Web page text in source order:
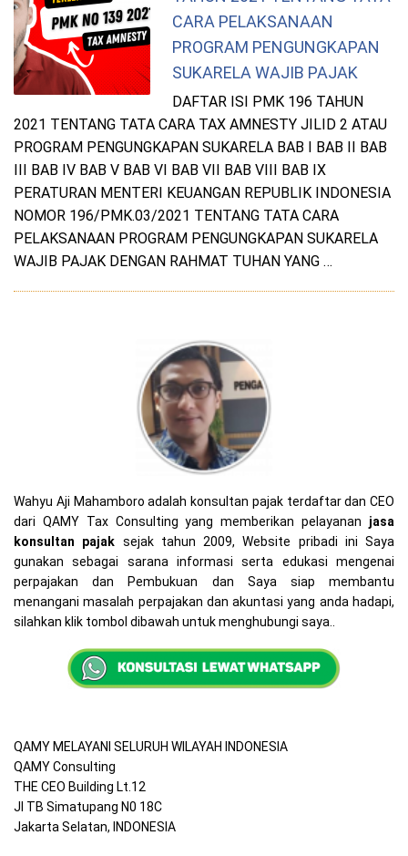
CARA PELAKSANAAN
PROGRAM PENGUNGKAPAN
SUKARELA WAJIB PAJAK
DAFTAR ISI PMK 196 TAHUN
2021 TENTANG TATA CARA TAX AMNESTY JILID 2 ATAU
PROGRAM PENGUNGKAPAN SUKARELA BAB I BAB II BAB
III BAB IV BAB V BAB VI BAB VII BAB VIII BAB IX
PERATURAN MENTERI KEUANGAN REPUBLIK INDONESIA
NOMOR 196/PMK.03/2021 TENTANG TATA CARA
PELAKSANAAN PROGRAM PENGUNGKAPAN SUKARELA
WAJIB PAJAK DENGAN RAHMAT TUHAN YANG …
Wahyu Aji Mahamboro adalah konsultan pajak terdaftar dan CEO
dari QAMY Tax Consulting yang memberikan pelayanan jasa
konsultan pajak sejak tahun 2009, Website pribadi ini Saya
gunakan sebagai sarana informasi serta edukasi mengenai
perpajakan dan Pembukuan dan Saya siap membantu
menangani masalah perpajakan dan akuntasi yang anda hadapi,
silahkan klik tombol dibawah untuk menghubungi saya..
QAMY MELAYANI SELURUH WILAYAH INDONESIA
QAMY Consulting
THE CEO Building Lt.12
Jl TB Simatupang N0 18C
Jakarta Selatan, INDONESIA